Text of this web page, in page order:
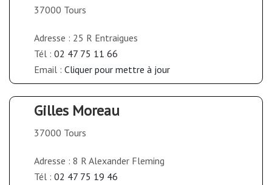
37000 Tours
Adresse : 25 R Entraigues
Tél : 02 47 75 11 66
Email : Cliquer pour mettre à jour
Gilles Moreau
37000 Tours
Adresse : 8 R Alexander Fleming
Tél : 02 47 75 19 46